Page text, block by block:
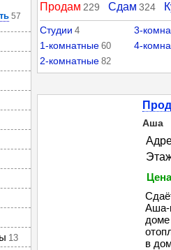
57
13
Продам 229 Сдам 324
Студии 4 3-
1-комнатные 60 4-
2-комнатные 82
Аша
Аша-
доме
в